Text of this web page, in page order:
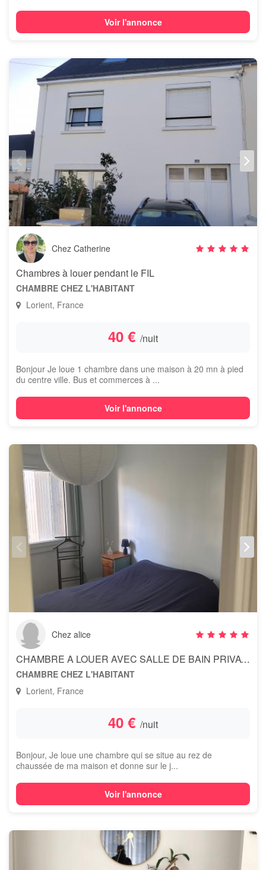
Voir l'annonce
Chez Catherine
Chambres à louer pendant le FIL
CHAMBRE CHEZ L'HABITANT
Lorient, France
40 € /nuit
Bonjour Je loue 1 chambre dans une maison à 20 mn à pied
du centre ville. Bus et commerces à ...
Voir l'annonce
Chez alice
CHAMBRE A LOUER AVEC SALLE DE BAIN PRIVATIVE
CHAMBRE CHEZ L'HABITANT
Lorient, France
40 € /nuit
Bonjour, Je loue une chambre qui se situe au rez de
chaussée de ma maison et donne sur le j...
Voir l'annonce